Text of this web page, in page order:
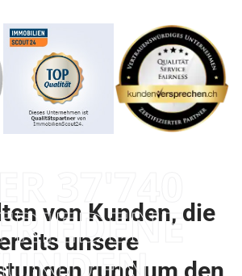
von Kunden, die
unsere